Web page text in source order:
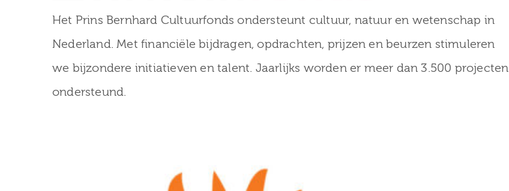
Het Prins Bernhard Cultuurfonds ondersteunt cultuur, natuur en wetenschap in
Nederland. Met financiële bijdragen, opdrachten, prijzen en beurzen stimuleren
we bijzondere initiatieven en talent. Jaarlijks worden er meer dan 3.500 projecten
ondersteund.